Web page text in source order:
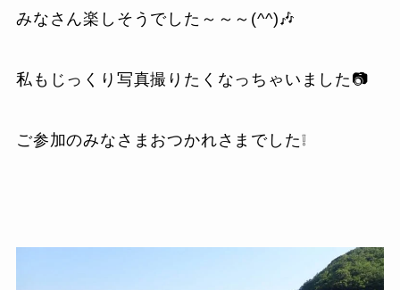
みなさん楽しそうでした～～～(^^)🎶
私もじっくり写真撮りたくなっちゃいました📷
ご参加のみなさまおつかれさまでした❕